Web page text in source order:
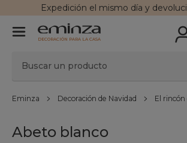
Expedición el mismo día y
DECORACIÓN PARA LA CASA
Eminza Decoración de Navidad El rincón
Abeto blanco